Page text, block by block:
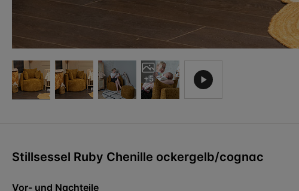
+5
Stillsessel Ruby Chenille ockergelb/cognac
Vor- und Nachteile